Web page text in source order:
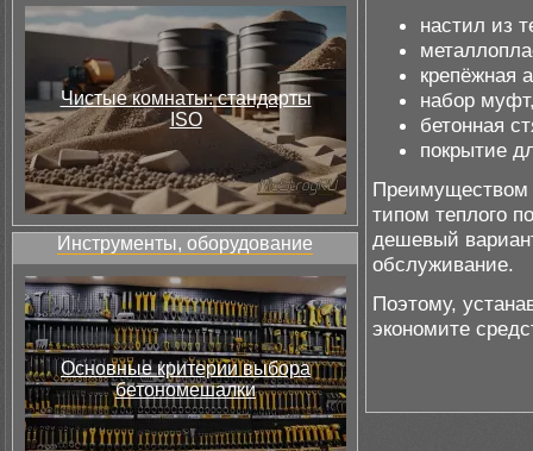
Чистые комнаты: стандарты
ISO
Инструменты, оборудование
Основные критерии выбора
бетономешалки
настил из
крепёжная
набор
бетонная
покрытие
Преимуществом
типом теплого
дешевый
обслуживание.
Поэтому,
экономите